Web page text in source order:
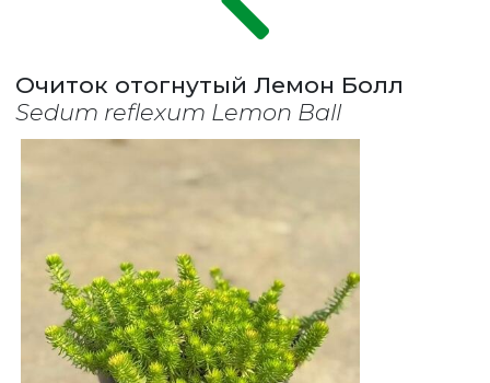
Очиток отогнутый Лемон Болл
Sedum reflexum Lemon Ball